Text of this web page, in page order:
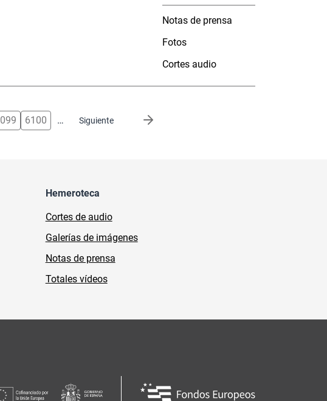
Notas de prensa
Fotos
Cortes audio
6100 … Siguiente
Siguiente página
Hemeroteca
Cortes de audio
Galerías de imágenes
Notas de prensa
Totales vídeos